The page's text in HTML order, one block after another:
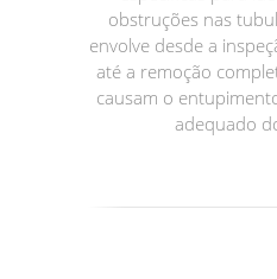
obstruções nas
envolve desde a
até a remoção
causam o
adequado